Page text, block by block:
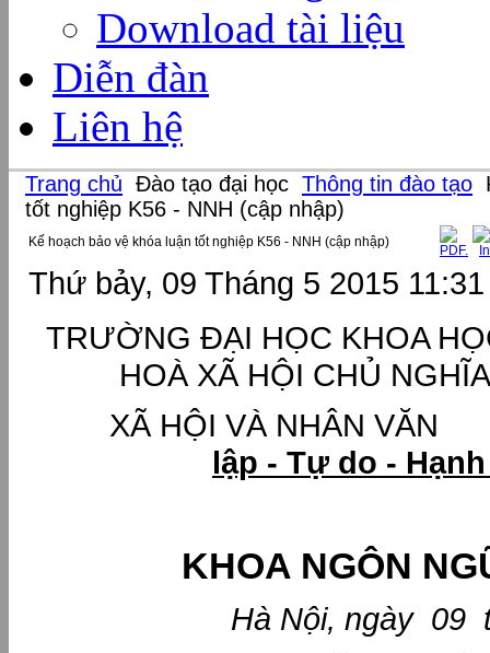
Download tài liệu
Diễn đàn
Liên hệ
Trang chủ Đào tạo đại học Thông tin đào tạo
tốt nghiệp K56 - NNH (cập nhập)
Kế hoạch bảo vệ khóa luận tốt nghiệp K56 - NNH (cập nhập)
Thứ bảy, 09 Tháng 5 2015 11:31
TRƯỜNG ĐẠI HỌC
HOÀ XÃ HỘI CHỦ
XÃ HỘI VÀ
lập - Tự do -
KHOA NGÔN
Hà Nội, ngày 09